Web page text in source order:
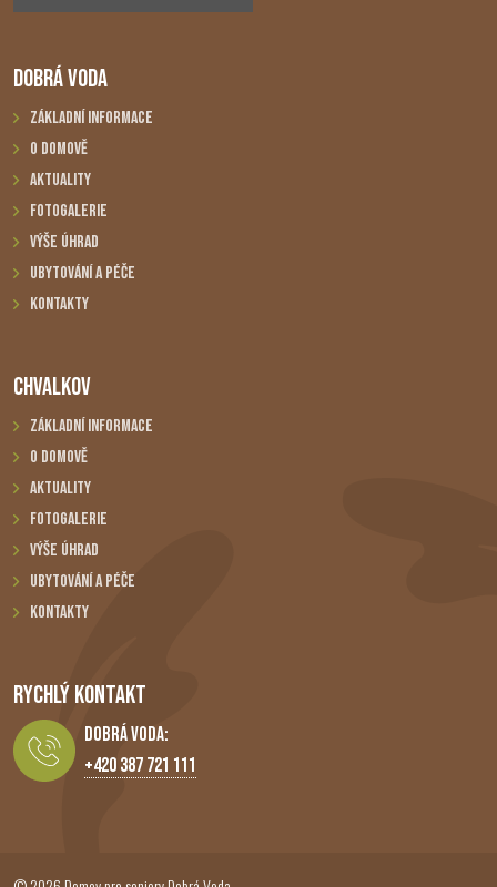
DOBRÁ VODA
Základní informace
O domově
Aktuality
Fotogalerie
Výše úhrad
Ubytování a péče
Kontakty
CHVALKOV
Základní informace
O domově
Aktuality
Fotogalerie
Výše úhrad
Ubytování a péče
Kontakty
RYCHLÝ KONTAKT
Dobrá Voda:
+420 387 721 111